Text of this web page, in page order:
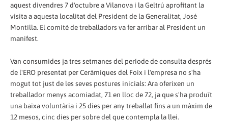
aquest divendres 7 d'octubre a Vilanova i la Geltrú aprofitant la
visita a aquesta localitat del President de la Generalitat, José
Montilla. El comitè de treballadors va fer arribar al President un
manifest.
Van consumides ja tres setmanes del període de consulta després
de l'ERO presentat per Ceràmiques del Foix i l'empresa no s'ha
mogut tot just de les seves postures inicials: Ara oferixen un
treballador menys acomiadat, 71 en lloc de 72, ja que s'ha produït
una baixa voluntària i 25 dies per any treballat fins a un màxim de
12 mesos, cinc dies per sobre del que contempla la llei.